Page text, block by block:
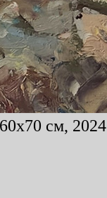
см, 2024